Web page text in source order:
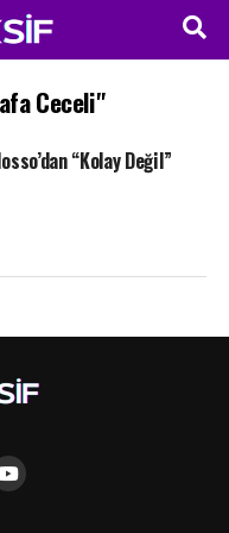
Ceceli"
“Kolay Değil”